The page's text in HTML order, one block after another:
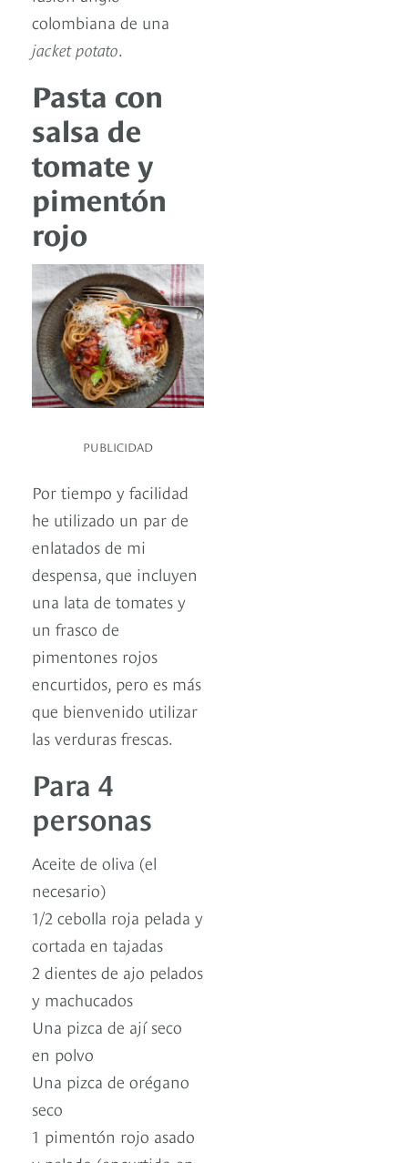
colombiana de una
jacket potato.
Pasta con
salsa de
tomate y
pimentón
rojo
PUBLICIDAD
Por tiempo y facilidad
he utilizado un par de
enlatados de mi
despensa, que incluyen
una lata de tomates y
un frasco de
pimentones rojos
encurtidos, pero es más
que bienvenido utilizar
las verduras frescas.
Para 4
personas
Aceite de oliva (el
necesario)
1/2 cebolla roja pelada y
cortada en tajadas
2 dientes de ajo pelados
y machucados
Una pizca de ají seco
en polvo
Una pizca de orégano
seco
1 pimentón rojo asado